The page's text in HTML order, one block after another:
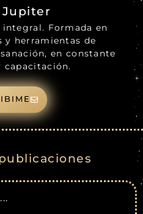
Jupiter
Formada en
y herramientas de
en constante
capacitación.